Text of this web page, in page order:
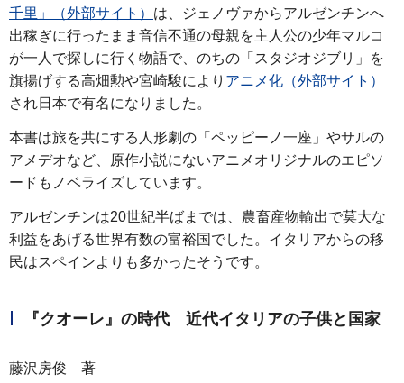
千里」（外部サイト） は、ジェノヴァからアルゼンチンへ
出稼ぎに行ったまま音信不通の母親を主人公の少年マルコ
が一人で探しに行く物語で、のちの「スタジオジブリ」を
旗揚げする高畑勲や宮崎駿により アニメ化（外部サイト）
され日本で有名になりました。
本書は旅を共にする人形劇の「ペッピーノ一座」やサルの
アメデオなど、原作小説にないアニメオリジナルのエピソ
ードもノベライズしています。
アルゼンチンは20世紀半ばまでは、農畜産物輸出で莫大な
利益をあげる世界有数の富裕国でした。イタリアからの移
民はスペインよりも多かったそうです。
『クオーレ』の時代 近代イタリアの子供と国家
藤沢房俊 著